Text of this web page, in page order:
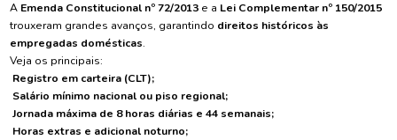
A Emenda Constitucional nº 72/2013e a Lei Complementar nº 150/2015
trouxeram grandes avanços, garantindo direitos históricos às
empregadas domésticas.
Veja os principais:
Registro em carteira (CLT);
Salário mínimo nacional ou piso regional;
Jornada máxima de 8 horas diárias e 44 semanais;
Horas extras e adicional noturno;